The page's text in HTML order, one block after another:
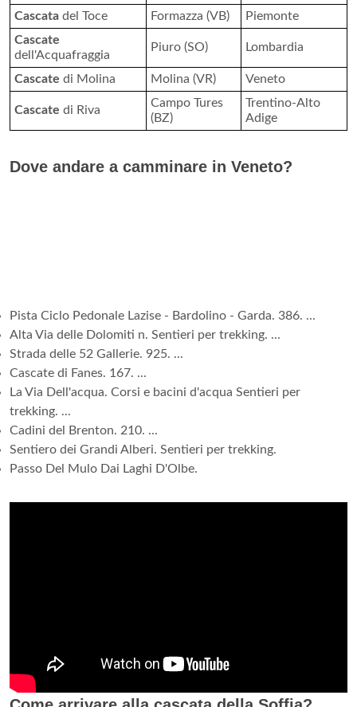
Cascata del Toce Formazza (VB)
Piemonte
Cascate
dell'Acquafraggia
Piuro (SO) Lombardia
Cascate di Molina Molina (VR) Veneto
Cascate di Riva
Campo Tures
(BZ)
Trentino-Alto
Adige
Dove andare a camminare in Veneto?
Pista Ciclo Pedonale Lazise - Bardolino - Garda. 386. ...
Alta Via delle Dolomiti n. Sentieri per trekking. ...
Strada delle 52 Gallerie. 925. ...
Cascate di Fanes. 167. ...
La Via Dell'acqua. Corsi e bacini d'acqua Sentieri per
trekking. ...
Cadini del Brenton. 210. ...
Sentiero dei Grandi Alberi. Sentieri per trekking.
Passo Del Mulo Dai Laghi D'Olbe.